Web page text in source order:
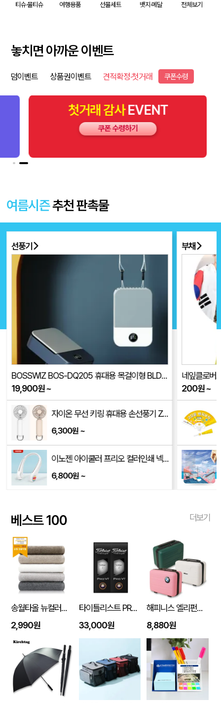
티슈·물티슈 여행용품 선물세트 뱃지·메달 전체보기
놓치면 아까운 이벤트
덤이벤트 상품권이벤트 견적확정·첫거래 쿠폰수령
첫거래감사EVENT
쿠폰 수령하기
여름시즌추천 판촉물
선풍기
BOSSWIZ BOS-DQ205 휴대용 목걸이형 BLDC 선풍기(품절)
19,900원~
자이온 무선 키링 휴대용 손선풍기 ZCW-HF1500
6,300원~
이노젠 아이쿨러 프리오 컬러인쇄 넥밴드 선풍기 INOZEN i-cooler FRiO
6,800원~
부채
네잎클로
200원~
베스트 100 더보기
송월타올 뉴컬러무지 150g (30수/40*80cm)
2,990원
타이틀리스트 PRO V1 6구세트 (45X95X135mm)
33,000원
해피니스 엘리펀트 베이직 인텐시브 레디백
8,880원